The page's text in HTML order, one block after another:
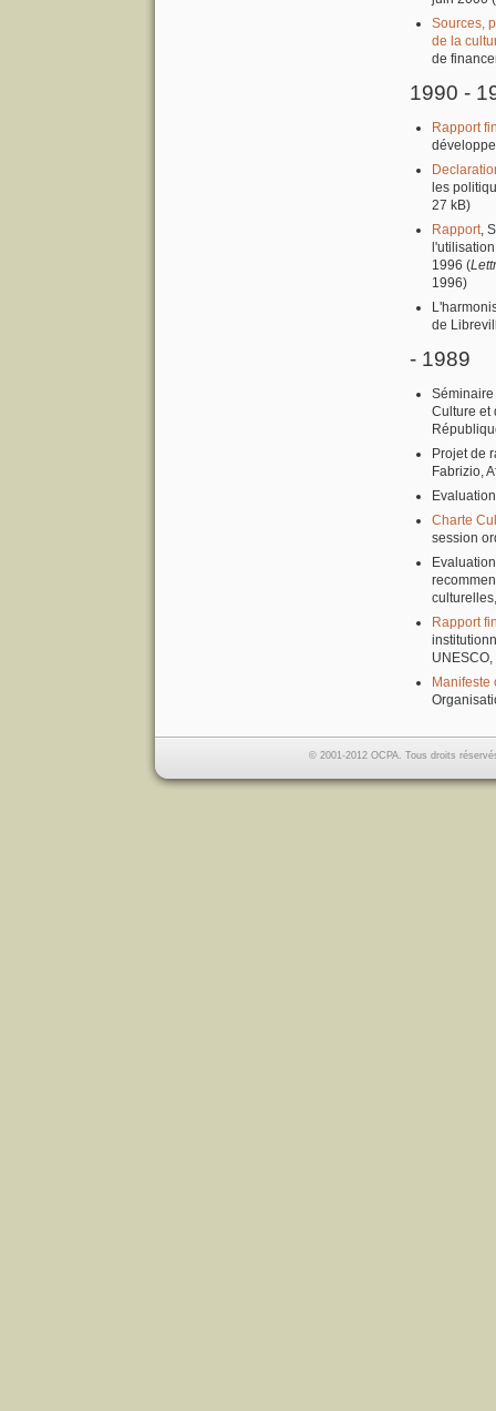
Sources,
de la
de
1990 -
Rapport
les
27 kB)
Rapport ,
1996 (
1996)
de
- 1989
Culture et
Projet de
Fabrizio,
Charte
session
Rapport
Manifeste
© 2001-2012 OCPA. Tous droits